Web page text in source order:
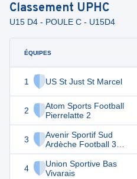
Classement UPHC
U15 D4 - POULE C - U15D4
ÉQUIPES
1 US St Just St Marcel
2
Atom Sports Football
Pierrelatte 2
3
Avenir Sportif Sud
Ardèche Football 3
U15
4
Union Sportive Bas
Vivarais
24
21
16
15